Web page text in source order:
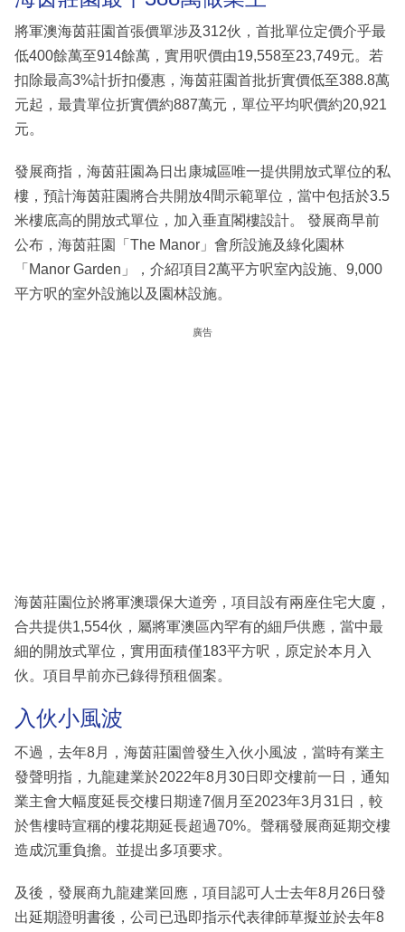
將軍澳海茵莊園首張價單涉及312伙，首批單位定價介乎最
低400餘萬至914餘萬，實用呎價由19,558至23,749元。若
扣除最高3%計折扣優惠，海茵莊園首批折實價低至388.8萬
元起，最貴單位折實價約887萬元，單位平均呎價約20,921
元。
發展商指，海茵莊園為日出康城區唯一提供開放式單位的私
樓，預計海茵莊園將合共開放4間示範單位，當中包括於3.5
米樓底高的開放式單位，加入垂直閣樓設計。 發展商早前
公布，海茵莊園「The Manor」會所設施及綠化園林
「Manor Garden」，介紹項目2萬平方呎室內設施、9,000
平方呎的室外設施以及園林設施。
廣告
海茵莊園位於將軍澳環保大道旁，項目設有兩座住宅大廈，
合共提供1,554伙，屬將軍澳區內罕有的細戶供應，當中最
細的開放式單位，實用面積僅183平方呎，原定於本月入
伙。項目早前亦已錄得預租個案。
入伙小風波
不過，去年8月，海茵莊園曾發生入伙小風波，當時有業主
發聲明指，九龍建業於2022年8月30日即交樓前一日，通知
業主會大幅度延長交樓日期達7個月至2023年3月31日，較
於售樓時宣稱的樓花期延長超過70%。聲稱發展商延期交樓
造成沉重負擔。並提出多項要求。
及後，發展商九龍建業回應，項目認可人士去年8月26日發
出延期證明書後，公司已迅即指示代表律師草擬並於去年8